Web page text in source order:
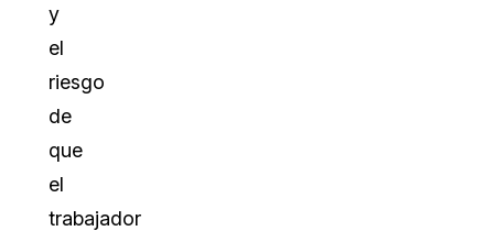
y
el
riesgo
de
que
el
trabajador